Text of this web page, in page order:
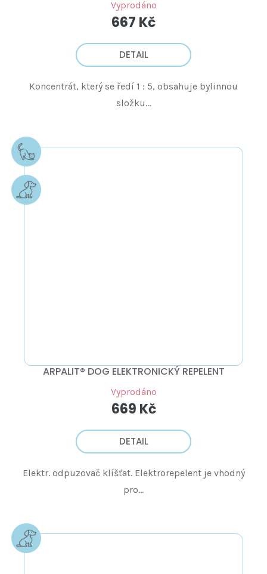
Vyprodáno
667 Kč
DETAIL
Koncentrát, který se ředí 1 : 5, obsahuje bylinnou
složku...
ARPALIT® DOG ELEKTRONICKÝ REPELENT
Vyprodáno
669 Kč
DETAIL
Elektr. odpuzovač klíšťat. Elektrorepelent je vhodný
pro...